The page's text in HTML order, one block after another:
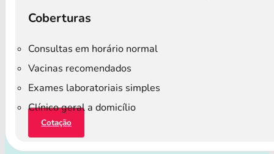
Coberturas
Consultas em horário normal
Vacinas recomendados
Exames laboratoriais simples
Clínico geral a domicílio
Cotação